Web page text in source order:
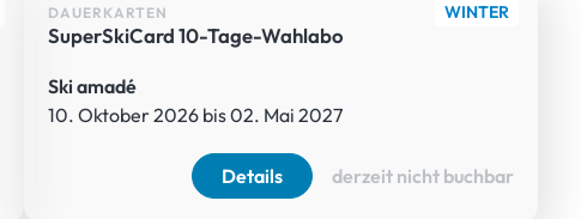
WINTER
DAUERKARTEN
SuperSkiCard 10-Tage-Wahlabo
Ski amadé
10. Oktober 2026 bis 02. Mai 2027
Details derzeit nicht buchbar